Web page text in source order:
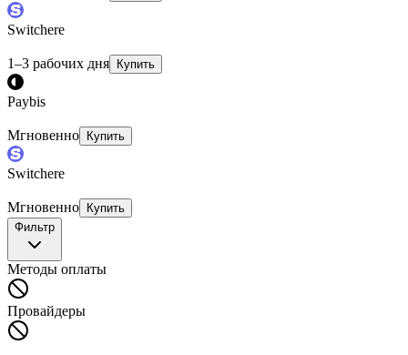
Switchere
1–3 рабочих дня Купить
Paybis
Мгновенно Купить
Switchere
Мгновенно
Купить
Фильтр
Методы оплаты
Провайдеры